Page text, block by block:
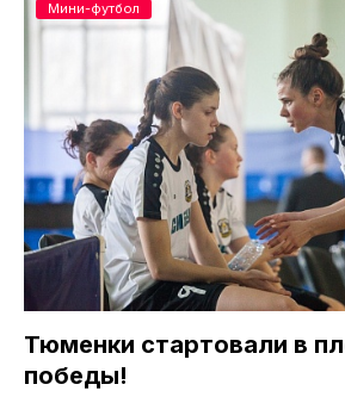
Тюменки стартовали в
победы!
Мини-футбол